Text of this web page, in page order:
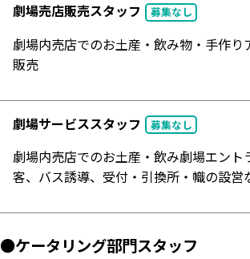
劇場売店販売スタッフ 募集なし
劇場内売店でのお土産・飲み物・手作り
販売
劇場サービススタッフ 募集なし
劇場内売店でのお土産・飲み劇場エント
客、バス誘導、受付・引換所・幟の設営
●ケータリング部門スタッフ